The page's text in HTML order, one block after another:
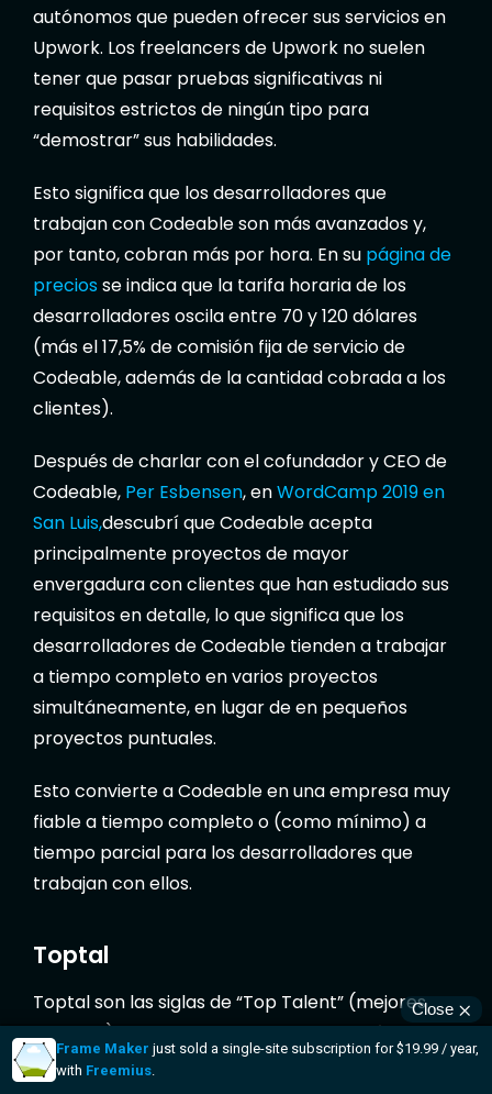
autónomos que pueden ofrecer sus servicios en
Upwork. Los freelancers de Upwork no suelen
tener que pasar pruebas significativas ni
requisitos estrictos de ningún tipo para
“demostrar” sus habilidades.
Esto significa que los desarrolladores que
trabajan con Codeable son más avanzados y,
por tanto, cobran más por hora. En su página de
preciosse indica que la tarifa horaria de los
desarrolladores oscila entre 70 y 120 dólares
(más el 17,5% de comisión fija de servicio de
Codeable, además de la cantidad cobrada a los
clientes).
Después de charlar con el cofundador y CEO de
Codeable, Per Esbensen, enWordCamp 2019 en
San Luis,descubrí que Codeable acepta
principalmente proyectos de mayor
envergadura con clientes que han estudiado sus
requisitos en detalle, lo que significa que los
desarrolladores de Codeable tienden a trabajar
a tiempo completo en varios proyectos
simultáneamente, en lugar de en pequeños
proyectos puntuales.
Esto convierte a Codeable en una empresa muy
fiable a tiempo completo o (como mínimo) a
tiempo parcial para los desarrolladores que
trabajan con ellos.
Toptal
Toptal son las siglas de “Top Talent” (mejores
talentos), y se centran en la contratación del 3%
de los mejores desarrolladores a escala mundial.